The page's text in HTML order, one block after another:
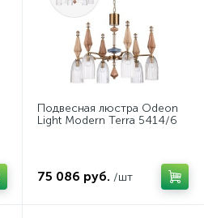
Подвесная люстра Odeon
Light Modern Terra 5414/6
75 086 руб. /шт